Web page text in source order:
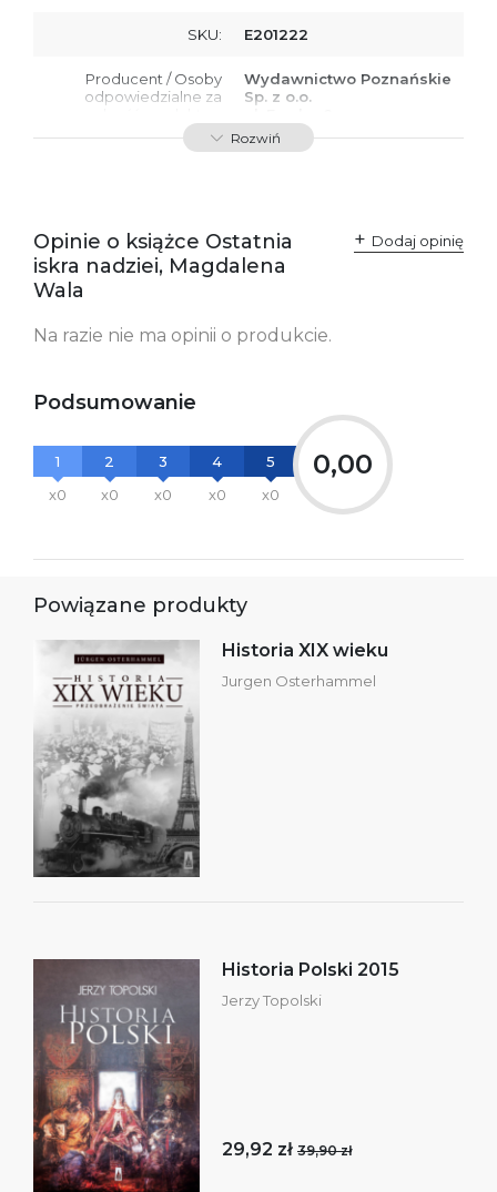
SKU: E201222
Producent / Osoby
odpowiedzialne za
przepisami:
Wydawnictwo Poznańskie
Sp. z o.o.
61-701 Poznań
Polska
Ostrzeżenia oraz
informacje dotyczące
bezpieczeństwa:
Załącznik PDF
Rozwiń
Opinie o książce Ostatnia
iskra nadziei, Magdalena
Wala
Dodaj opinię
Na razie nie ma opinii o produkcie.
Podsumowanie
1
x0
2
x0
3
x0
4
x0
5
x0
0,00
Powiązane produkty
Historia XIX wieku
Jurgen Osterhammel
Historia Polski 2015
Jerzy Topolski
29,92 zł 39,90 zł